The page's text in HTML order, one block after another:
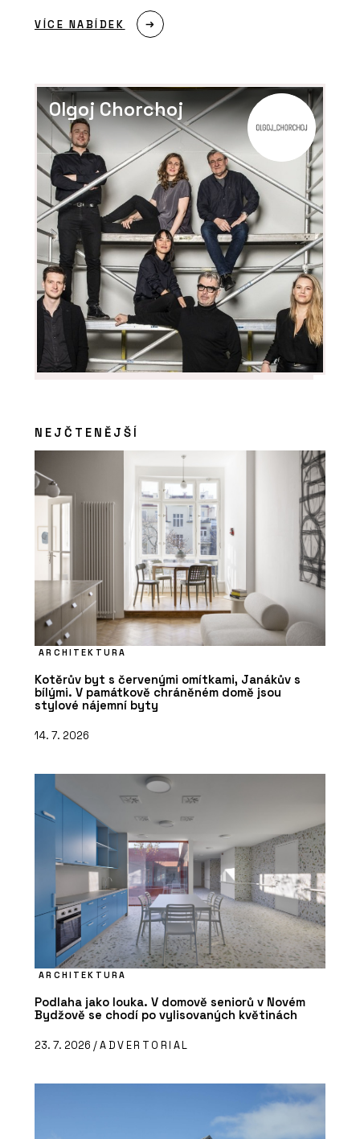
VÍCE NABÍDEK
Olgoj Chorchoj
NEJČTENĚJŠÍ
ARCHITEKTURA
Kotěrův byt s červenými omítkami, Janákův s
bílými. V památkově chráněném domě jsou
stylové nájemní byty
14. 7. 2026
ARCHITEKTURA
Podlaha jako louka. V domově seniorů v Novém
Bydžově se chodí po vylisovaných květinách
23. 7. 2026 /ADVERTORIAL